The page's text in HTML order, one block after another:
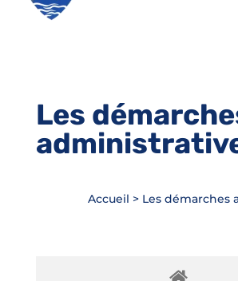
Les
Accueil > Les démarches